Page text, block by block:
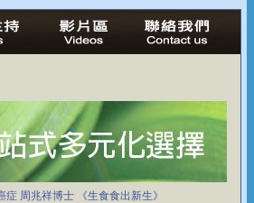
症 周兆祥博士 《生食食出新生》